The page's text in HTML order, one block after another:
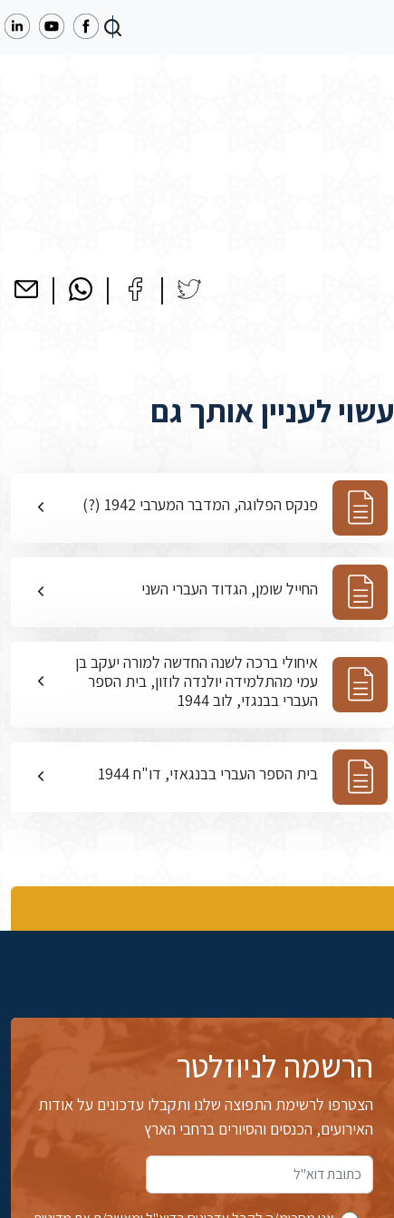
עשוי לעניין אותך גם
פנקס הפלוגה, המדבר המערבי 1942 (?)
החייל שומן, הגדוד העברי השני
איחולי ברכה לשנה החדשה למורה יעקב בן
עמי מהתלמידה יולנדה לוזון, בית הספר
העברי בבנגזי, לוב 1944
בית הספר העברי בבנגאזי, דו"ח 1944
הרשמה לניוזלטר
הצטרפו לרשימת התפוצה שלנו ותקבלו עדכונים על אודות
האירועים, הכנסים והסיורים ברחבי הארץ